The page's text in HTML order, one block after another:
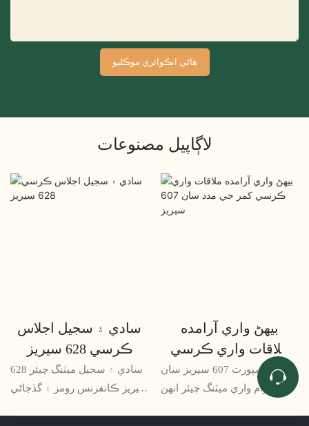
هاڻي انڪوائري موڪليو
لاڳاپيل مصنوعات
سادي ۽ سجيل اجلاس
ڪرسي 628 سيريز
سادي ۽ سجيل ميٽنگ چيئر 628
سيريز ڪانفرنس رومز ۽ گڏجاڻي
بيھڻ واري آرامده
ملاقات واري ڪرسي
کمر جي مدد سان 607
سيريز
ويسٽ سپورٽ 607 سيريز سان
بيھي آرام واري ميٽنگ چيئر انھن